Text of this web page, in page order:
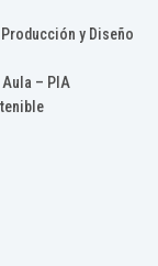
y Diseño
– PIA